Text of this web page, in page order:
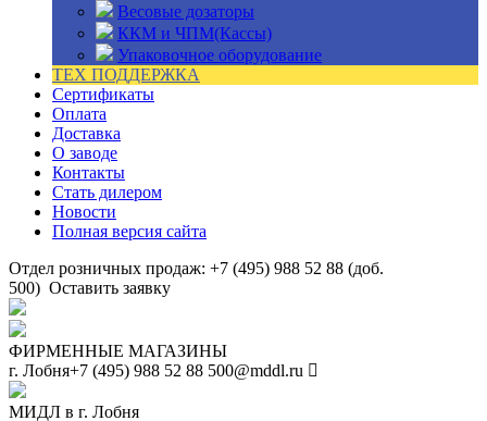
Весовые дозаторы
ККМ и ЧПМ(Кассы)
Упаковочное оборудование
ТЕХ ПОДДЕРЖКА
Сертификаты
Оплата
Доставка
О заводе
Контакты
Стать дилером
Новости
Полная версия сайта
Отдел розничных продаж: +7 (495) 988 52 88 (доб.
500) Оставить заявку
ФИРМЕННЫЕ МАГАЗИНЫ
г. Лобня+7 (495) 988 52 88 500@mddl.ru
МИДЛ в г. Лобня